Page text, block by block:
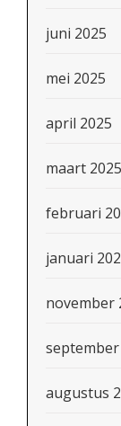
juni 2025
mei 2025
april 2025
maart 2025
februari
januari
november
augustus